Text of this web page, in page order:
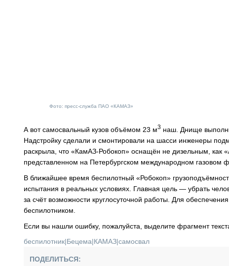
Фото: пресс-служба ПАО «КАМАЗ»
А вот самосвальный кузов объёмом 23 м3 наш. Днище
Надстройку сделали и смонтировали на шасси инженеры
раскрыла, что «КамАЗ-Робокоп» оснащён не дизельным, как
представленном на Петербургском международном газовом
В ближайшее время беспилотный «Робокоп»
испытания в реальных условиях. Главная цель — убрать
за счёт возможности круглосуточной работы. Для
беспилотником.
Если вы нашли ошибку, пожалуйста, выделите фрагмент
беспилотник|Бецема|КАМАЗ|самосвал
ПОДЕЛИТЬСЯ: